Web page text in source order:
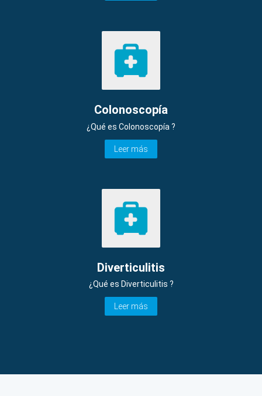
Colonoscopía
¿Qué es Colonoscopía ?
Leer más
Diverticulitis
¿Qué es Diverticulitis ?
Leer más